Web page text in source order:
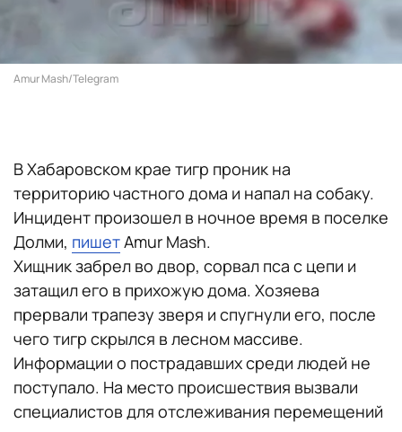
Amur Mash/Telegram
В Хабаровском крае тигр проник на
территорию частного дома и напал на собаку.
Инцидент произошел в ночное время в поселке
Долми, пишетAmur Mash.
Хищник забрел во двор, сорвал пса с цепи и
затащил его в прихожую дома. Хозяева
прервали трапезу зверя и спугнули его, после
чего тигр скрылся в лесном массиве.
Информации о пострадавших среди людей не
поступало. На место происшествия вызвали
специалистов для отслеживания перемещений